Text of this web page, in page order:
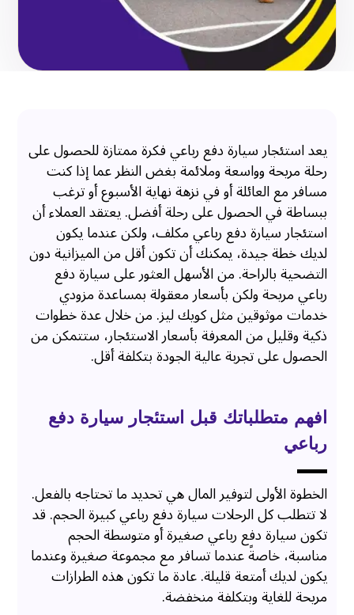
يعد استئجار سيارة دفع رباعي فكرة ممتازة للحصول على
رحلة مريحة وواسعة وملائمة بغض النظر عما إذا كنت
مسافر مع العائلة أو في نزهة نهاية الأسبوع أو ترغب
ببساطة في الحصول على رحلة أفضل. يعتقد العملاء أن
استئجار سيارة دفع رباعي مكلف، ولكن عندما يكون
لديك خطة جيدة، يمكنك أن تكون أقل من الميزانية دون
التضحية بالراحة. من الأسهل العثور على سيارة دفع
رباعي مريحة ولكن بأسعار معقولة بمساعدة مزودي
خدمات موثوقين مثل كويك ليز. من خلال عدة خطوات
ذكية وقليل من المعرفة بأسعار الاستئجار، ستتمكن من
الحصول على تجربة عالية الجودة بتكلفة أقل.
افهم متطلباتك قبل استئجار سيارة دفع
رباعي
الخطوة الأولى لتوفير المال هي تحديد ما تحتاجه بالفعل.
لا تتطلب كل الرحلات سيارة دفع رباعي كبيرة الحجم. قد
تكون سيارة دفع رباعي صغيرة أو متوسطة الحجم
مناسبة، خاصةً عندما تسافر مع مجموعة صغيرة وعندما
يكون لديك أمتعة قليلة. عادة ما تكون هذه الطرازات
مريحة للغاية وبتكلفة منخفضة.